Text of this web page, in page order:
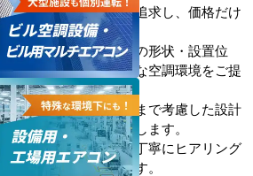
「格安＋α」の価値を追求し、価格だけ
こだわっています。
に合わせて、室内機の形状・設置位
合的に検討し、最適な空調環境をご提
さやメンテナンス性まで考慮した設計
だけるようサポートします。
場の状況やご要望を丁寧にヒアリング
プランをお届けします。